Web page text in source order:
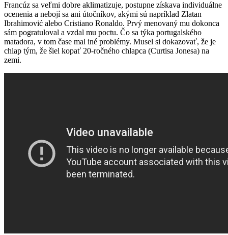
Francúz sa veľmi dobre aklimatizuje, postupne získava individuálne
ocenenia a nebojí sa ani útočníkov, akými sú napríklad Zlatan
Ibrahimović alebo Cristiano Ronaldo. Prvý menovaný mu dokonca
sám pogratuloval a vzdal mu poctu. Čo sa týka portugalského
matadora, v tom čase mal iné problémy. Musel si dokazovať, že je
chlap tým, že šiel kopať 20-ročného chlapca (Curtisa Jonesa) na
zemi.